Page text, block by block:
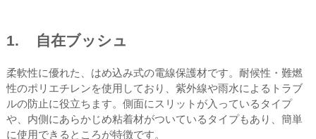
1. 自在ブッシュ
柔軟性に優れた、はめ込み式の電線保護材です。耐候性・難燃
性のポリエチレンを使用しており、紫外線や雨水によるトラブ
ルの防止に役立ちます。側面にスリットが入っているタイプ
や、内側にあらかじめ粘着材がついているタイプもあり、簡単
に使用できるところが特徴です。